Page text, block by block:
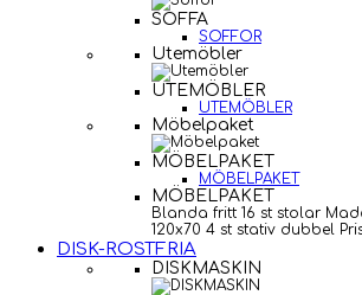
SOFFA
SOFFOR
Utemöbler
UTEMÖBLER
UTEMÖBLER
Möbelpaket
MÖBELPAKET
MÖBELPAKET
MÖBELPAKET
Blanda fritt 16 st stolar
120x70 4 st stativ dubbel
DISK-ROSTFRIA
DISKMASKIN